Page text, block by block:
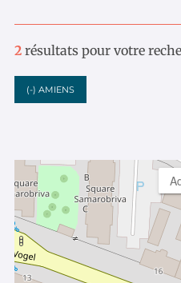
2résultats pour votre
(-) AMIENS